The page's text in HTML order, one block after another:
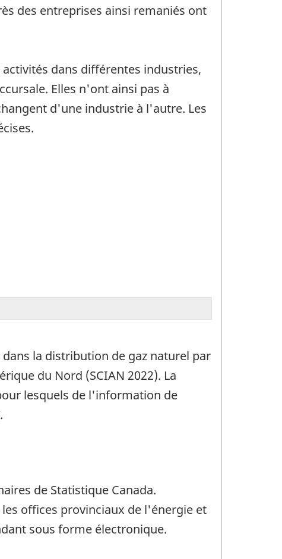
des entreprises ainsi remaniés ont
dans différentes industries,
Elles n'ont ainsi pas à
d'une industrie à l'autre. Les
la distribution de gaz naturel par
du Nord (SCIAN 2022). La
lesquels de l'information de
de Statistique Canada.
offices provinciaux de l'énergie et
sous forme électronique.